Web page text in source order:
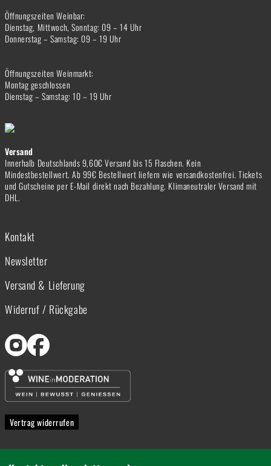
Öffnungszeiten Weinbar:
Dienstag, Mittwoch, Sonntag: 09 – 14 Uhr
Donnerstag – Samstag: 09 – 19 Uhr
Öffnungszeiten Weinmarkt:
Montag geschlossen
Dienstag – Samstag: 10 – 19 Uhr
Versand
Innerhalb Deutschlands 9,60€ Versand bis 15 Flaschen. Kein
Mindestbestellwert. Ab 99€ Bestellwert liefern wie versandkostenfrei. Tickets
und Gutscheine per E-Mail direkt nach Bezahlung. Klimaneutraler Versand mit
DHL.
Kontakt
Newsletter
Versand & Lieferung
Widerruf / Rückgabe
Vertrag widerrufen